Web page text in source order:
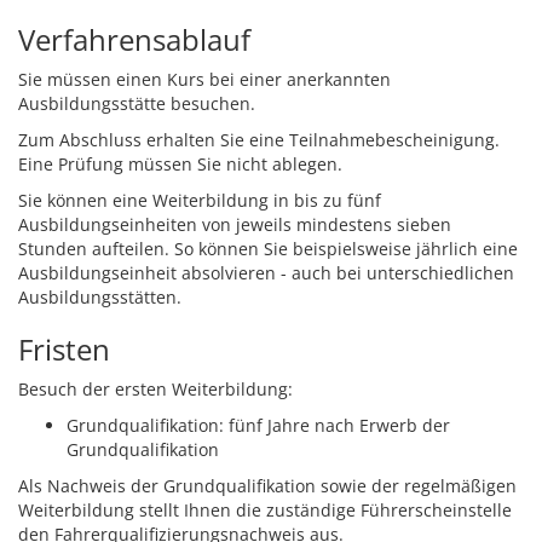
Verfahrensablauf
Sie müssen einen Kurs bei einer anerkannten
Ausbildungsstätte besuchen.
Zum Abschluss erhalten Sie eine Teilnahmebescheinigung.
Eine Prüfung müssen Sie nicht ablegen.
Sie können eine Weiterbildung in bis zu fünf
Ausbildungseinheiten von jeweils mindestens sieben
Stunden aufteilen. So können Sie beispielsweise jährlich eine
Ausbildungseinheit absolvieren - auch bei unterschiedlichen
Ausbildungsstätten.
Fristen
Besuch der ersten Weiterbildung:
Grundqualifikation: fünf Jahre nach Erwerb der
Grundqualifikation
Als Nachweis der Grundqualifikation sowie der regelmäßigen
Weiterbildung stellt Ihnen die zuständige Führerscheinstelle
den Fahrerqualifizierungsnachweis aus.